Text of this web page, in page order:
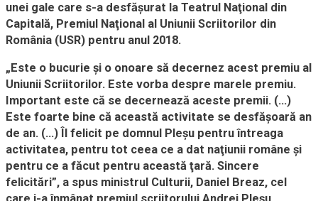
unei gale care s-a desfăşurat la Teatrul Naţional din
Capitală, Premiul Naţional al Uniunii Scriitorilor din
România (USR) pentru anul 2018.
„Este o bucurie şi o onoare să decernez acest premiu al
Uniunii Scriitorilor. Este vorba despre marele premiu.
Important este că se decernează aceste premii. (…)
Este foarte bine că această activitate se desfăşoară an
de an. (…) Îl felicit pe domnul Pleşu pentru întreaga
activitatea, pentru tot ceea ce a dat naţiunii române şi
pentru ce a făcut pentru această ţară. Sincere
felicitări”, a spus ministrul Culturii, Daniel Breaz, cel